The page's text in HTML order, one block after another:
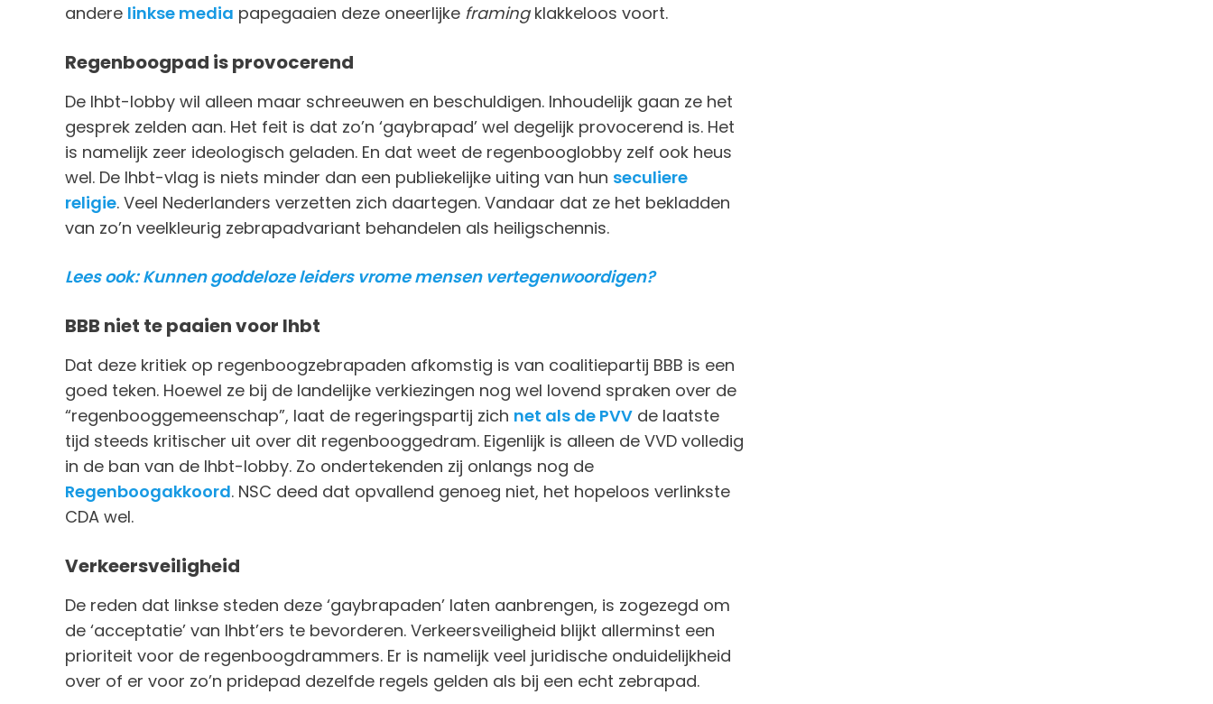
andere linkse media papegaaien deze oneerlijke framing klakkeloos voort.
Regenboogpad is provocerend
De lhbt-lobby wil alleen maar schreeuwen en beschuldigen. Inhoudelijk gaan ze het
gesprek zelden aan. Het feit is dat zo’n ‘gaybrapad’ wel degelijk provocerend is. Het
is namelijk zeer ideologisch geladen. En dat weet de regenbooglobby zelf ook heus
wel. De lhbt-vlag is niets minder dan een publiekelijke uiting van hun seculiere
religie. Veel Nederlanders verzetten zich daartegen. Vandaar dat ze het bekladden
van zo’n veelkleurig zebrapadvariant behandelen als heiligschennis.
Lees ook: Kunnen goddeloze leiders vrome mensen vertegenwoordigen?
BBB niet te paaien voor lhbt
Dat deze kritiek op regenboogzebrapaden afkomstig is van coalitiepartij BBB is een
goed teken. Hoewel ze bij de landelijke verkiezingen nog wel lovend spraken over de
“regenbooggemeenschap”, laat de regeringspartij zich net als de PVV de laatste
tijd steeds kritischer uit over dit regenbooggedram. Eigenlijk is alleen de VVD volledig
in de ban van de lhbt-lobby. Zo ondertekenden zij onlangs nog de
Regenboogakkoord. NSC deed dat opvallend genoeg niet, het hopeloos verlinkste
CDA wel.
Verkeersveiligheid
De reden dat linkse steden deze ‘gaybrapaden’ laten aanbrengen, is zogezegd om
de ‘acceptatie’ van lhbt’ers te bevorderen. Verkeersveiligheid blijkt allerminst een
prioriteit voor de regenboogdrammers. Er is namelijk veel juridische onduidelijkheid
over of er voor zo’n pridepad dezelfde regels gelden als bij een echt zebrapad.